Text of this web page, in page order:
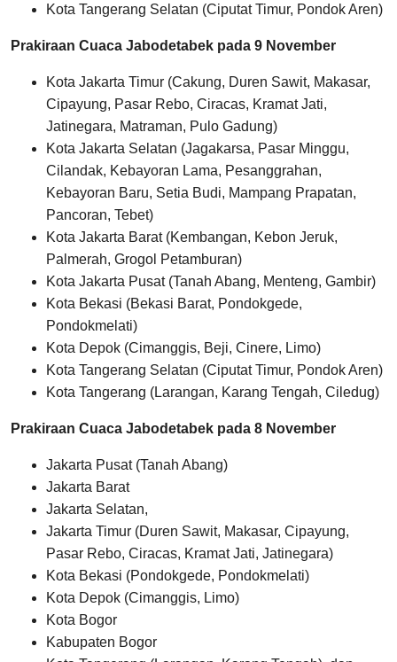
Kota Tangerang Selatan (Ciputat Timur, Pondok Aren)
Prakiraan Cuaca Jabodetabek pada 9 November
Kota Jakarta Timur (Cakung, Duren Sawit, Makasar,
Cipayung, Pasar Rebo, Ciracas, Kramat Jati,
Jatinegara, Matraman, Pulo Gadung)
Kota Jakarta Selatan (Jagakarsa, Pasar Minggu,
Cilandak, Kebayoran Lama, Pesanggrahan,
Kebayoran Baru, Setia Budi, Mampang Prapatan,
Pancoran, Tebet)
Kota Jakarta Barat (Kembangan, Kebon Jeruk,
Palmerah, Grogol Petamburan)
Kota Jakarta Pusat (Tanah Abang, Menteng, Gambir)
Kota Bekasi (Bekasi Barat, Pondokgede,
Pondokmelati)
Kota Depok (Cimanggis, Beji, Cinere, Limo)
Kota Tangerang Selatan (Ciputat Timur, Pondok Aren)
Kota Tangerang (Larangan, Karang Tengah, Ciledug)
Prakiraan Cuaca Jabodetabek pada 8 November
Jakarta Pusat (Tanah Abang)
Jakarta Barat
Jakarta Selatan,
Jakarta Timur (Duren Sawit, Makasar, Cipayung,
Pasar Rebo, Ciracas, Kramat Jati, Jatinegara)
Kota Bekasi (Pondokgede, Pondokmelati)
Kota Depok (Cimanggis, Limo)
Kota Bogor
Kabupaten Bogor